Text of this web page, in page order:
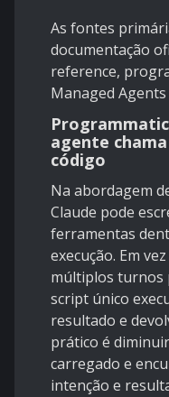
As fontes
documentação
reference,
Managed
agente
código
Na abordagem
Claude pode
ferramentas
execução. Em
múltiplos turnos
script único
resultado e
prático é
carregado e
intenção e